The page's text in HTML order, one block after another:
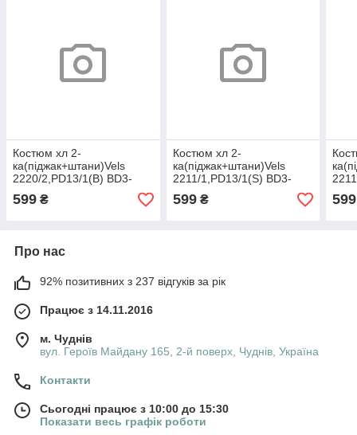
Костюм хл 2-
ка(піджак+штани)Vels
2220/2,PD13/1(В) BD3-
599 ₴
Костюм хл 2-
ка(піджак+штани)Vels
2211/1,PD13/1(S) BD3-
599₴ 599
Про нас
92% позитивних з 237 відгуків за рік
Працює з 14.11.2016
м. Чуднів
вул. Героїв Майдану 165, 2-й поверх, Чуднів, Україна
Контакти
Сьогодні працює з 10:00 до 15:30
Показати весь графік роботи